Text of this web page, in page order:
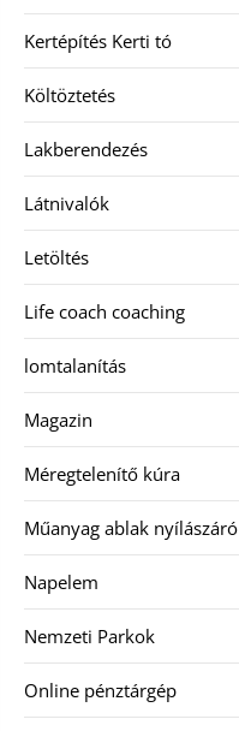
Kertépítés Kerti tó
Költöztetés
Lakberendezés
Látnivalók
Letöltés
Life coach coaching
lomtalanítás
Magazin
Méregtelenítő kúra
Műanyag ablak nyílászáró
Napelem
Nemzeti Parkok
Online pénztárgép